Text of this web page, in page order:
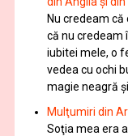
Nu credeam că
că nu credeam
iubitei mele, o
vedea cu ochi
magie neagră
Mulţumiri din
Soţia mea era